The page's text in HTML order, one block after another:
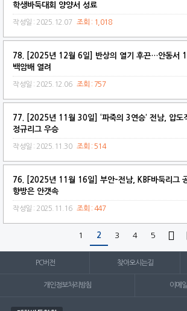
학생바둑대회 양양서 성료
작성일 : 2025.12.07 조회 : 1,018
78. [2025년 12월 6일] 반상의 열기 후끈…안동서
백암배 열려
작성일 : 2025.12.06 조회 : 757
77. [2025년 11월 30일] ‘파죽의 3연승’ 전남, 압도
정규리그 우승
작성일 : 2025.11.30 조회 : 514
76. [2025년 11월 16일] 부안-전남, KBF바둑리그
향방은 안갯속
작성일 : 2025.11.16 조회 : 447
1 2 3 4 5 
PC버전 찾아오시는길
개인정보처리방침 이메